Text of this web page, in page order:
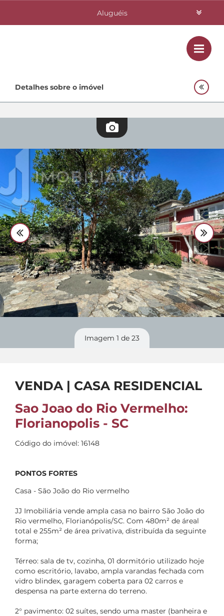
Aluguéis
Investimentos
Quem Somos
Contato
Fale Conosco 48 3364-0079
Plantão 48 99842-0500
Divulgue seu imóvel
Detalhes sobre o imóvel
Imagem 1 de 23
VENDA | CASA RESIDENCIAL
Sao Joao do Rio Vermelho:
Florianopolis - SC
Código do imóvel: 16148
PONTOS FORTES
Casa - São João do Rio vermelho
JJ Imobiliária vende ampla casa no bairro São João do
Rio vermelho, Florianópolis/SC. Com 480m² de áreal
total e 255m² de área privativa, distribuída da seguinte
forma;
Térreo: sala de tv, cozinha, 01 dormitório utilizado hoje
como escritório, lavabo, ampla varandas fechada com
vidro blindex, garagem coberta para 02 carros e
despensa na parte externa do terreno.
2° pavimento: 02 suítes, sendo uma master (banheira e